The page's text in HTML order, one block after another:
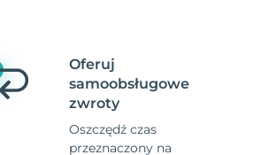
Oferuj
samoobsługowe
zwroty
Oszczędź czas
przeznaczony na